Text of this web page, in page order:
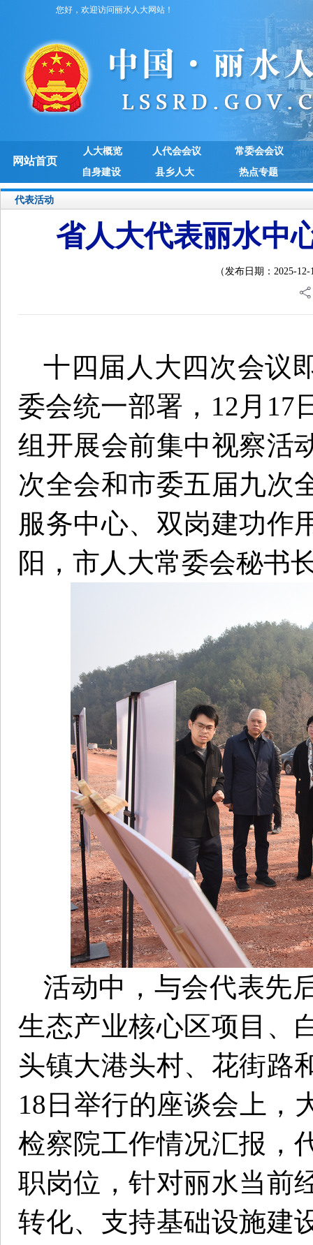
您好，欢迎访问丽水人大网站！
网站首页
人大概览 人代会会议
常委会会议
自身建设
县乡人大 热点专题
代表活动
省人大代表丽水中
（发布日期：2025-
十四届人大四次会议
委会统一部署，12月17
组开展会前集中视察活
次全会和市委五届九次
服务中心、双岗建功作
阳，市人大常委会秘书
活动中，与会代表先
生态产业核心区项目、
头镇大港头村、花街路
18日举行的座谈会上，
检察院工作情况汇报，
职岗位，针对丽水当前
转化、支持基础设施建